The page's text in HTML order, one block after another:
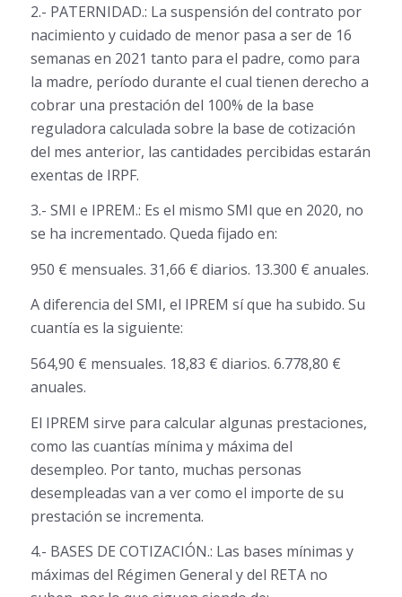
2.- PATERNIDAD.: La suspensión del contrato por
nacimiento y cuidado de menor pasa a ser de 16
semanas en 2021 tanto para el padre, como para
la madre, período durante el cual tienen derecho a
cobrar una prestación del 100% de la base
reguladora calculada sobre la base de cotización
del mes anterior, las cantidades percibidas estarán
exentas de IRPF.
3.- SMI e IPREM.: Es el mismo SMI que en 2020, no
se ha incrementado. Queda fijado en:
950 € mensuales. 31,66 € diarios. 13.300 € anuales.
A diferencia del SMI, el IPREM sí que ha subido. Su
cuantía es la siguiente:
564,90 € mensuales. 18,83 € diarios. 6.778,80 €
anuales.
El IPREM sirve para calcular algunas prestaciones,
como las cuantías mínima y máxima del
desempleo. Por tanto, muchas personas
desempleadas van a ver como el importe de su
prestación se incrementa.
4.- BASES DE COTIZACIÓN.: Las bases mínimas y
máximas del Régimen General y del RETA no